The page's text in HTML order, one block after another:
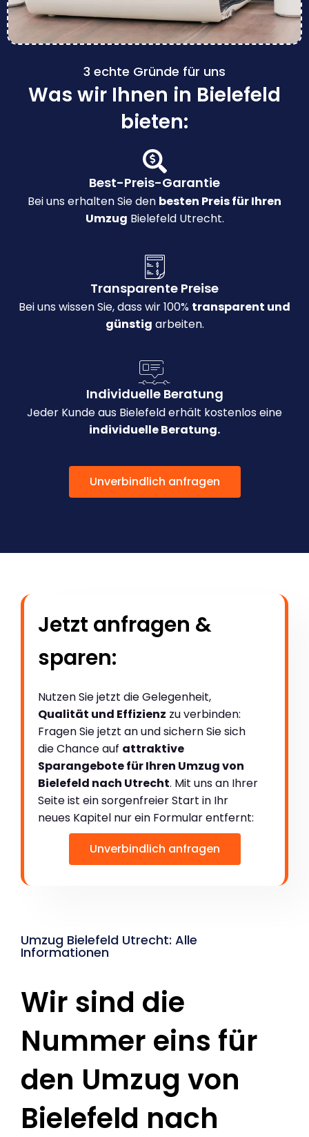
3 echte Gründe für uns
Was wir Ihnen in Bielefeld
bieten:
Best-Preis-Garantie
Bei uns erhalten Sie den besten Preis für Ihren
Umzug Bielefeld Utrecht.
Transparente Preise
Bei uns wissen Sie, dass wir 100% transparent und
günstig arbeiten.
Individuelle Beratung
Jeder Kunde aus Bielefeld erhält kostenlos eine
individuelle Beratung.
Unverbindlich anfragen
Jetzt anfragen &
sparen:
Nutzen Sie jetzt die Gelegenheit,
Qualität und Effizienz zu verbinden:
Fragen Sie jetzt an und sichern Sie sich
die Chance auf attraktive
Sparangebote für Ihren Umzug von
Bielefeld nach Utrecht. Mit uns an Ihrer
Seite ist ein sorgenfreier Start in Ihr
neues Kapitel nur ein Formular entfernt:
Unverbindlich anfragen
Umzug Bielefeld Utrecht: Alle
Informationen
Wir sind die
Nummer eins für
den Umzug von
Bielefeld nach